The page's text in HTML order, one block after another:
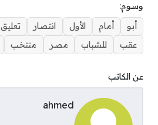
وسوم:
أبو
أمام الأول انتصار تعليق
عقب
للشباب مصر منتخب
عن الكاتب
ahmed